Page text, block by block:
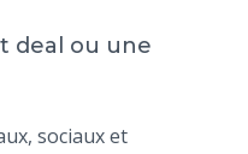
deal ou une
sociaux et